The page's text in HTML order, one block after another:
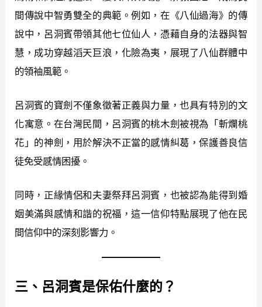
間傳說中智勇雙全的典範。例如，在《八仙過海》的傳
說中，呂洞賓帶領其他七位仙人，憑藉自身的法器與智
慧，成功穿越滔天巨浪，化險為夷，展現了八仙群體中
的領袖風範。
呂洞賓的寶劍不僅象徵著正義與力量，也具有特別的文
化寓意。在台灣民間，呂洞賓的桃木劍被視為「斬爛桃
花」的神劍，用於解決不正當的感情糾葛，保護善良信
徒免受感情困擾。
同時，正緣情侶和夫妻祭拜呂洞賓，也被認為能得到婚
姻美滿與感情和諧的祝福，這一信仰特點展現了他在民
間信仰中的深刻影響力。
三、呂洞賓是保佑什麼的？